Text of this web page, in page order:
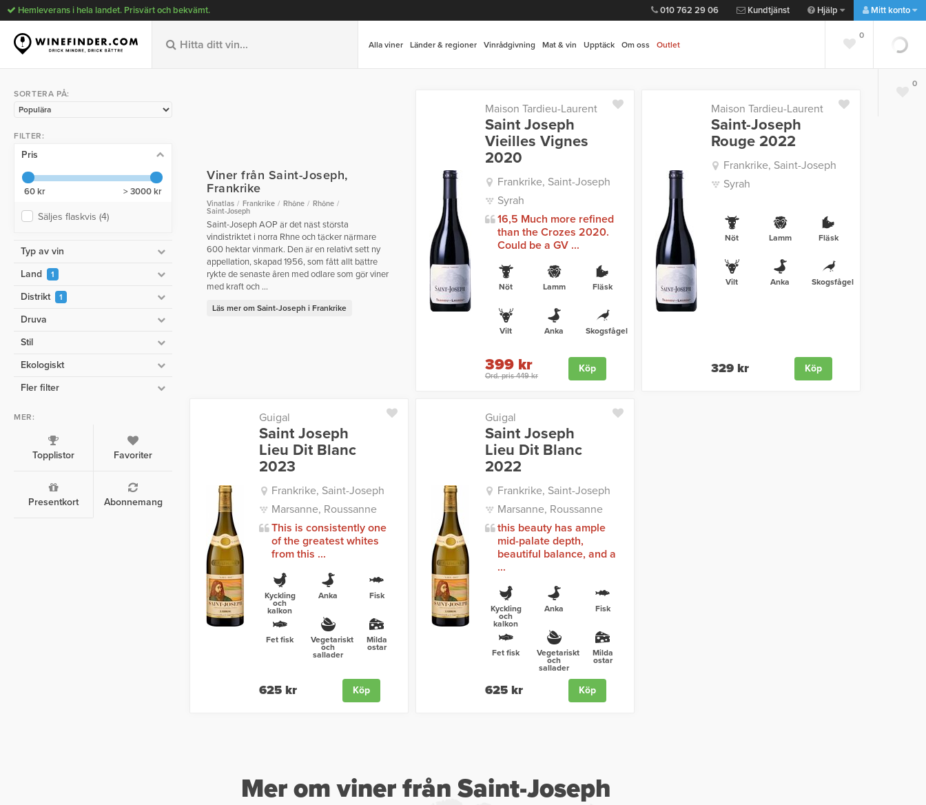
010 762 29 06 Kundtjänst Hjälp Mitt konto
Hemleverans i hela landet. Prisvärt och bekvämt.
Alla viner Länder & regioner Vinrådgivning Mat & vin Upptäck Om oss Outlet
0
0
Viner från Saint-Joseph,
Frankrike
Vinatlas Frankrike Rhône
Rhône
Saint-Joseph
Saint-Joseph AOP är det näst största
vindistriktet i norra Rhne och täcker närmare
600 hektar vinmark. Den är en relativt sett ny
appellation, skapad 1956, som fått allt bättre
rykte de senaste åren med odlare som gör viner
med kraft och ...
Läs mer om Saint-Joseph i Frankrike
Maison Tardieu-Laurent
Saint Joseph
Vieilles Vignes
2020
Frankrike, Saint-Joseph
Syrah
16,5 Much more refined
than the Crozes 2020.
Could be a GV ...
Nöt Lamm Fläsk
Vilt Anka Skogsfågel
399 kr
Ord. pris 449 kr
Köp
Maison Tardieu-Laurent
Saint-Joseph
Rouge 2022
Frankrike, Saint-Joseph
Syrah
Nöt Lamm Fläsk
Vilt Anka Skogsfågel
329 kr Köp
Guigal
Saint Joseph
Lieu Dit Blanc
2023
Frankrike, Saint-Joseph
Marsanne, Roussanne
This is consistently one
of the greatest whites
from this ...
Kyckling
och
kalkon
Anka Fisk
Fet fisk Vegetariskt
och
sallader
Milda
ostar
625 kr Köp
Guigal
Saint Joseph
Lieu Dit Blanc
2022
Frankrike, Saint-Joseph
Marsanne, Roussanne
this beauty has ample
mid-palate depth,
beautiful balance, and a
...
Kyckling
och
kalkon
Anka Fisk
Fet fisk Vegetariskt
och
sallader
Milda
ostar
625 kr Köp
Mer om viner från Saint-Joseph
SORTERA PÅ:
FILTER:
Pris
> 3000 kr
60 kr
Säljes flaskvis (4)
Typ av vin
Land
1
Distrikt 1
Druva
Stil
Ekologiskt
Fler filter
MER:
Topplistor Favoriter
Presentkort Abonnemang